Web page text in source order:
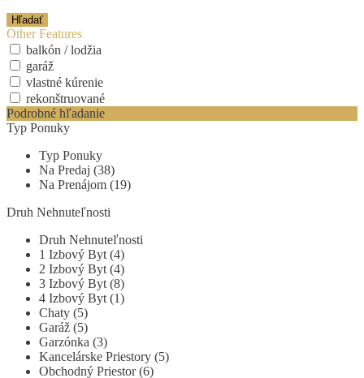
Other Features
balkón / lodžia
garáž
vlastné kúrenie
rekonštruované
Podrobné hľadanie
Typ Ponuky
Typ Ponuky
Na Predaj (38)
Na Prenájom (19)
Druh Nehnuteľnosti
Druh Nehnuteľnosti
1 Izbový Byt (4)
2 Izbový Byt (4)
3 Izbový Byt (8)
4 Izbový Byt (1)
Chaty (5)
Garáž (5)
Garzónka (3)
Kancelárske Priestory (5)
Obchodný Priestor (6)